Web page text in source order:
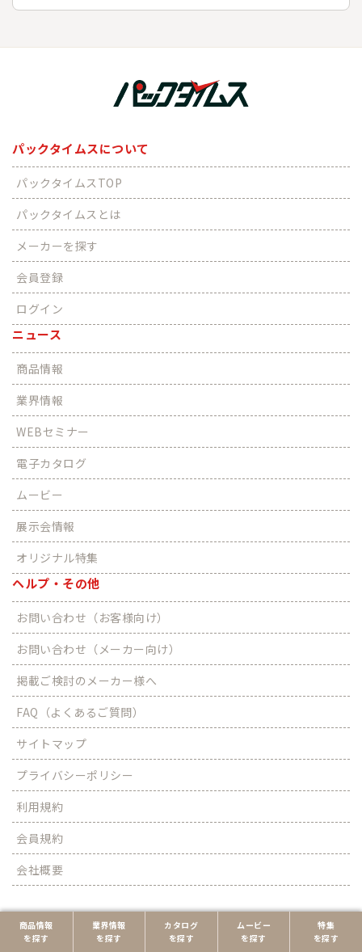
商品情報
を探す
業界情報
を探す
カタログ
を探す
ムービー
を探す
特集
を探す
パックタイムスについて
パックタイムスTOP
パックタイムスとは
メーカーを探す
会員登録
ログイン
ニュース
商品情報
業界情報
WEBセミナー
電子カタログ
ムービー
展示会情報
オリジナル特集
ヘルプ・その他
お問い合わせ（お客様向け）
お問い合わせ（メーカー向け）
掲載ご検討のメーカー様へ
FAQ（よくあるご質問）
サイトマップ
プライバシーポリシー
利用規約
会員規約
会社概要